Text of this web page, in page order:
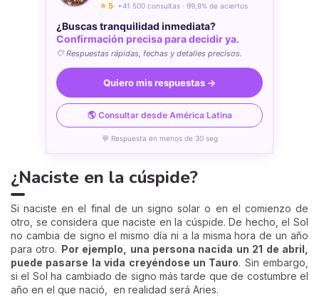
⭐ 5· +41 500 consultas · 99,9% de aciertos
¿Buscas tranquilidad inmediata?
Confirmación precisa para decidir ya.
🤍 Respuestas rápidas, fechas y detalles precisos.
Quiero mis respuestas →
🌎 Consultar desde América Latina
💬 Respuesta en menos de 30 seg
¿Naciste en la cúspide?
Si naciste en el final de un signo solar o en el comienzo de
otro, se considera que naciste en la cúspide. De hecho, el Sol
no cambia de signo el mismo día ni a la misma hora de un año
para otro. Por ejemplo, una persona nacida un 21 de abril,
puede pasarse la vida creyéndose un Tauro. Sin embargo,
si el Sol ha cambiado de signo más tarde que de costumbre el
año en el que nació, en realidad será Aries.